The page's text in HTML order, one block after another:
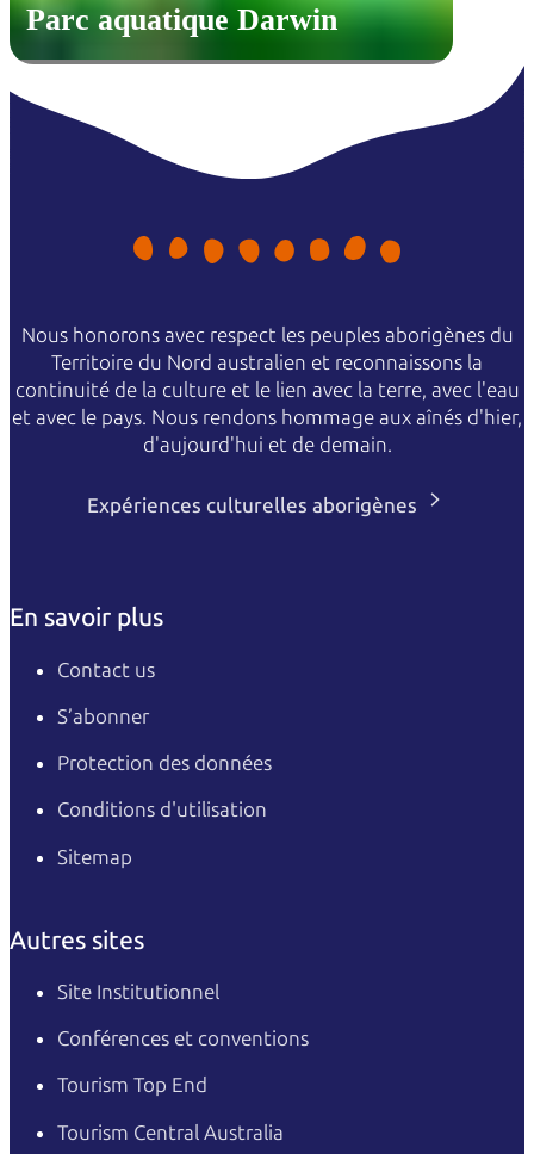
Parc aquatique Darwin
Nous honorons avec respect les peuples aborigènes du
Territoire du Nord australien et reconnaissons la
continuité de la culture et le lien avec la terre, avec l'eau
et avec le pays. Nous rendons hommage aux aînés d'hier,
d'aujourd'hui et de demain.
Expériences culturelles aborigènes
En savoir plus
Contact us
S’abonner
Protection des données
Conditions d'utilisation
Sitemap
Autres sites
Site Institutionnel
Conférences et conventions
Tourism Top End
Tourism Central Australia